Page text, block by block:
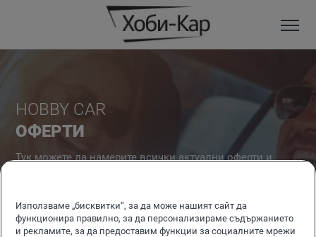
HOBBY CAR
ОФЕРТИ
Тук можете да намерите всички актуални оферти и
Използваме „бисквитки“, за да може нашият сайт да
функционира правилно, за да персонализираме съдържанието
и рекламите, за да предоставим функции за социалните мрежи